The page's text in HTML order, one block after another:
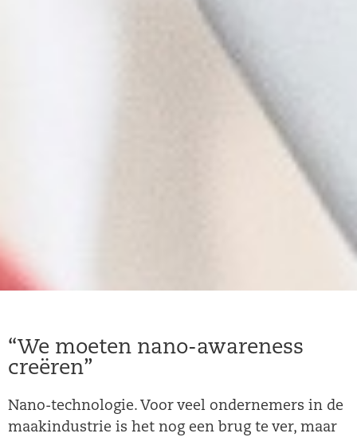
“We moeten nano-awareness
creëren”
Nano-technologie. Voor veel ondernemers in de
maakindustrie is het nog een brug te ver, maar